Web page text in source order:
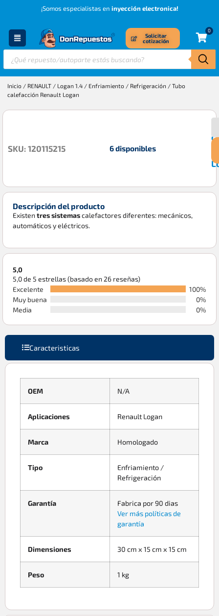
¡Somos especialistas en inyección electronica!
Solicitar
cotización
0
Inicio / RENAULT / Logan 1.4 / Enfriamiento / Refrigeración / Tubo
calefacción Renault Logan
SKU: 120115215 6 disponibles
Descripción del producto
Existen tres sistemascalefactores diferentes: mecánicos,
automáticos y eléctricos.
5,0
5,0 de 5 estrellas (basado en 26 reseñas)
Excelente
100%
Muy buena
0%
Media
0%
Caracteristicas
OEM N/A
Aplicaciones Renault Logan
Marca Homologado
Tipo
Enfriamiento /
Refrigeración
Garantía
Fabrica por 90 dias
Ver más políticas de
garantía
Dimensiones 30 cm x 15 cm x 15 cm
Peso 1 kg